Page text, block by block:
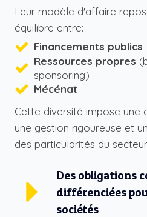
Leur modèle d'affaire
équilibre entre:
Financements publics
Ressources propres
sponsoring)
Mécénat
Cette diversité impose une
une gestion rigoureuse et
des particularités du
Des obligations
différenciées
sociétés